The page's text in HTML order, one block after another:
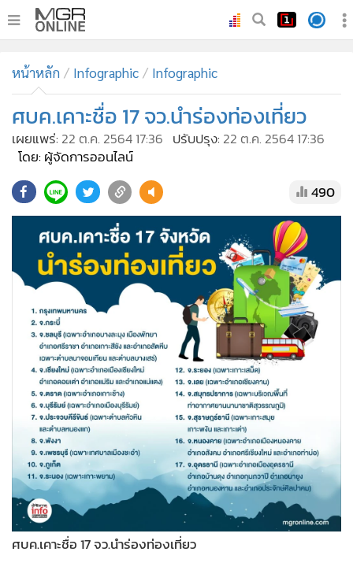
ทันเหตุการณ์
• ภาคใต้
• ภูมิภาค
Online Section
• บันเทิง
• ผู้จัดการรายวัน
คอลัมนิสต์
ละคร
• CbizReview
Cyber BIZ
ผู้จัดกวน
Good health & Well-being
Green Innovation & SD
Management & HR
MGR Live
Infographic
• การเมือง
• ท่องเที่ยว
• กีฬา
• ต่างประเทศ
หน้าหลัก Infographic Infographic
ศบค.เคาะชื่อ 17 จว.นำร่องท่องเที่ยว
เผยแพร่: 22 ต.ค. 2564 17:36 ปรับปรุง: 22 ต.ค. 2564 17:36
โดย: ผู้จัดการออนไลน์
490
ศบค.เคาะชื่อ 17 จว.นำร่องท่องเที่ยว